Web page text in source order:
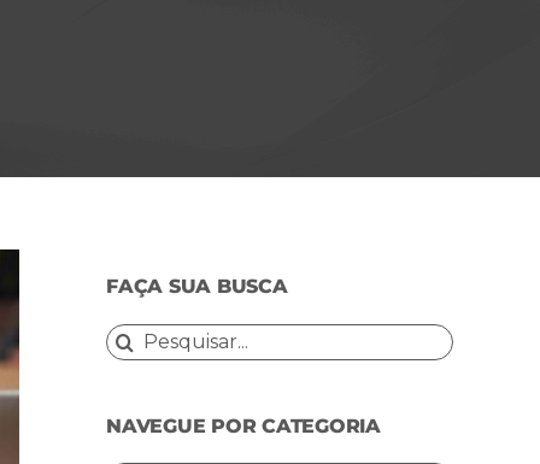
FAÇA SUA BUSCA
Buscar
NAVEGUE POR CATEGORIA